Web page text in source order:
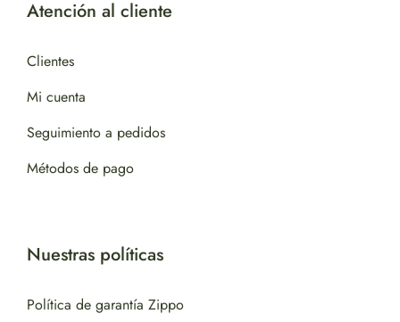
Atención al cliente
Clientes
Mi cuenta
Seguimiento a pedidos
Métodos de pago
Nuestras políticas
Política de garantía Zippo